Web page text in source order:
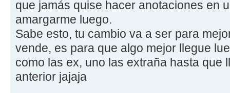
que jamás quise hacer anotaciones en
amargarme luego.
Sabe esto, tu cambio va a ser para
vende, es para que algo mejor llegue
como las ex, uno las extraña hasta que
anterior jajaja